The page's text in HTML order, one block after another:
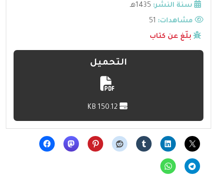
سنة النشر: 1435هـ
مشاهدات:
بلّغ عن كتاب
التحميل